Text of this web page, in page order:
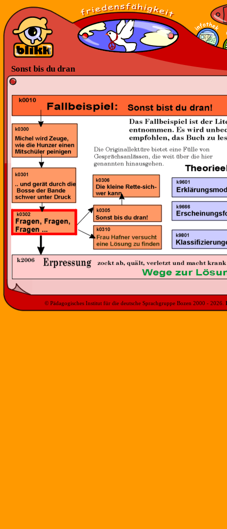
Sonst bis du dran
© Pädagogisches Institut für die deutsche Sprachgruppe Bozen 2000 - 2026